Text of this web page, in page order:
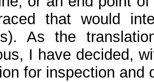
that would
As the
I have decided,
for inspection and